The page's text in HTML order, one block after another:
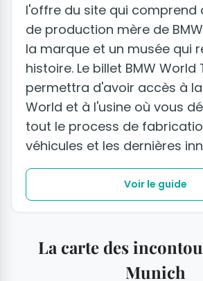
l'offre du site qui comprend
de production mère de
la marque et un musée qui
histoire. Le billet BMW World
permettra d'avoir accès à la
World et à l'usine où vous
tout le process de
véhicules et les dernières
Voir le guide
La carte des
Munich